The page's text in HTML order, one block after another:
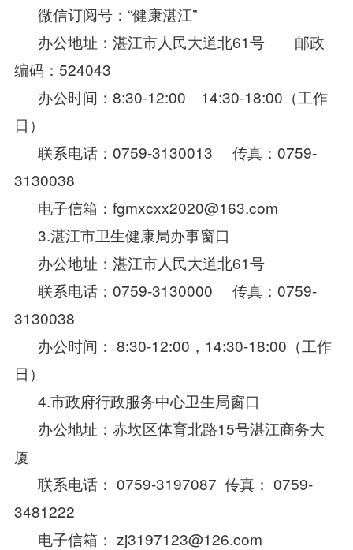
微信订阅号：“健康湛江”
办公地址：湛江市人民大道北61号 邮政
编码：524043
办公时间：8:30-12:00 14:30-18:00（工作
日）
联系电话：0759-3130013 传真：0759-
3130038
电子信箱：fgmxcxx2020@163.com
3.湛江市卫生健康局办事窗口
办公地址：湛江市人民大道北61号
联系电话：0759-3130000 传真：0759-
3130038
办公时间： 8:30-12:00，14:30-18:00（工作
日）
4.市政府行政服务中心卫生局窗口
办公地址：赤坎区体育北路15号湛江商务大
厦
联系电话： 0759-3197087 传真： 0759-
3481222
电子信箱： zj3197123@126.com